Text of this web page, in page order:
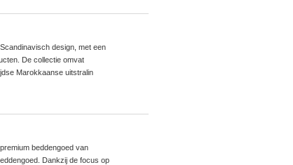
design, met een
De collectie omvat
Marokkaanse uitstralin
beddengoed van
Dankzij de focus op